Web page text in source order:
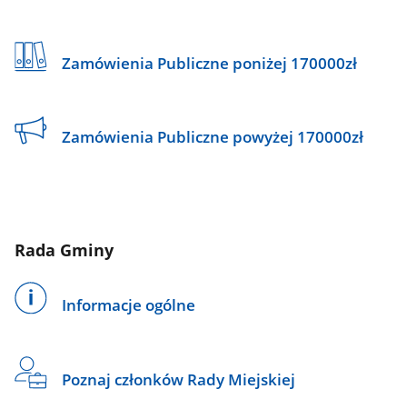
Zamówienia Publiczne poniżej 170000zł
Zamówienia Publiczne powyżej 170000zł
Rada Gminy
Informacje ogólne
Poznaj członków Rady Miejskiej